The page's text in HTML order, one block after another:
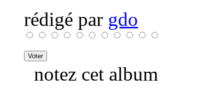
rédigé par gdo
notez cet album